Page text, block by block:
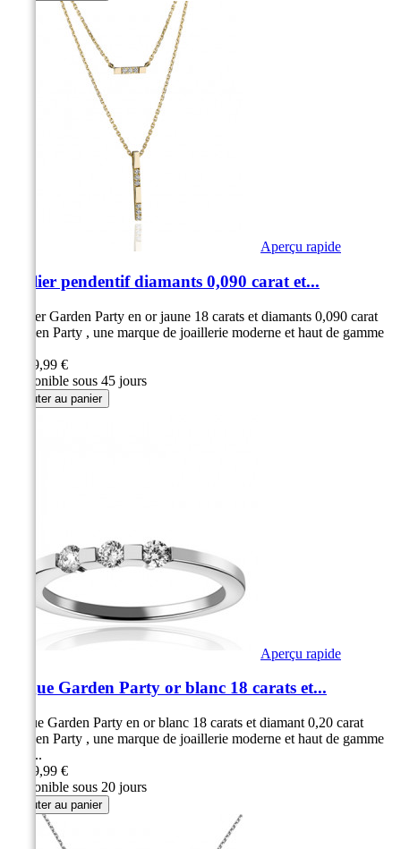
Aperçu rapide
Collier pendentif diamants 0,090 carat et...
Collier Garden Party en or jaune 18 carats et diamants 0,090 carat
Garden Party , une marque de joaillerie moderne et haut de gamme
1 199,99 €
Disponible sous 45 jours
Ajouter au panier
Aperçu rapide
Bague Garden Party or blanc 18 carats et...
Bague Garden Party en or blanc 18 carats et diamant 0,20 carat
Garden Party , une marque de joaillerie moderne et haut de gamme
Une...
1 199,99 €
Disponible sous 20 jours
Ajouter au panier